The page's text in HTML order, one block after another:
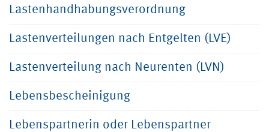
Lastenhandhabungsverordnung
Lastenverteilungen nach Entgelten (LVE)
Lastenverteilung nach Neurenten (LVN)
Lebensbescheinigung
Lebenspartnerin oder Lebenspartner